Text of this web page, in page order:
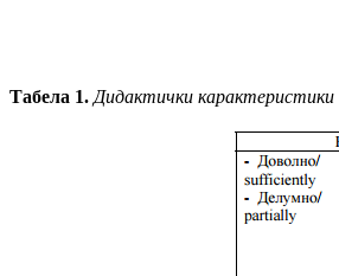
Табела 1. Дидактички карактеристики